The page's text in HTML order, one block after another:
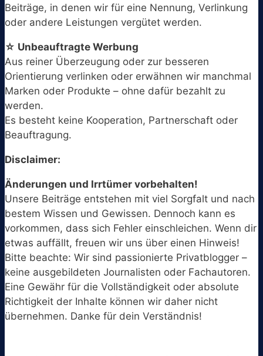
Beiträge, in denen wir für eine Nennung, Verlinkung
oder andere Leistungen vergütet werden.
☆ Unbeauftragte Werbung
Aus reiner Überzeugung oder zur besseren
Orientierung verlinken oder erwähnen wir manchmal
Marken oder Produkte – ohne dafür bezahlt zu
werden.
Es besteht keine Kooperation, Partnerschaft oder
Beauftragung.
Disclaimer:
Änderungen und Irrtümer vorbehalten!
Unsere Beiträge entstehen mit viel Sorgfalt und nach
bestem Wissen und Gewissen. Dennoch kann es
vorkommen, dass sich Fehler einschleichen. Wenn dir
etwas auffällt, freuen wir uns über einen Hinweis!
Bitte beachte: Wir sind passionierte Privatblogger –
keine ausgebildeten Journalisten oder Fachautoren.
Eine Gewähr für die Vollständigkeit oder absolute
Richtigkeit der Inhalte können wir daher nicht
übernehmen. Danke für dein Verständnis!